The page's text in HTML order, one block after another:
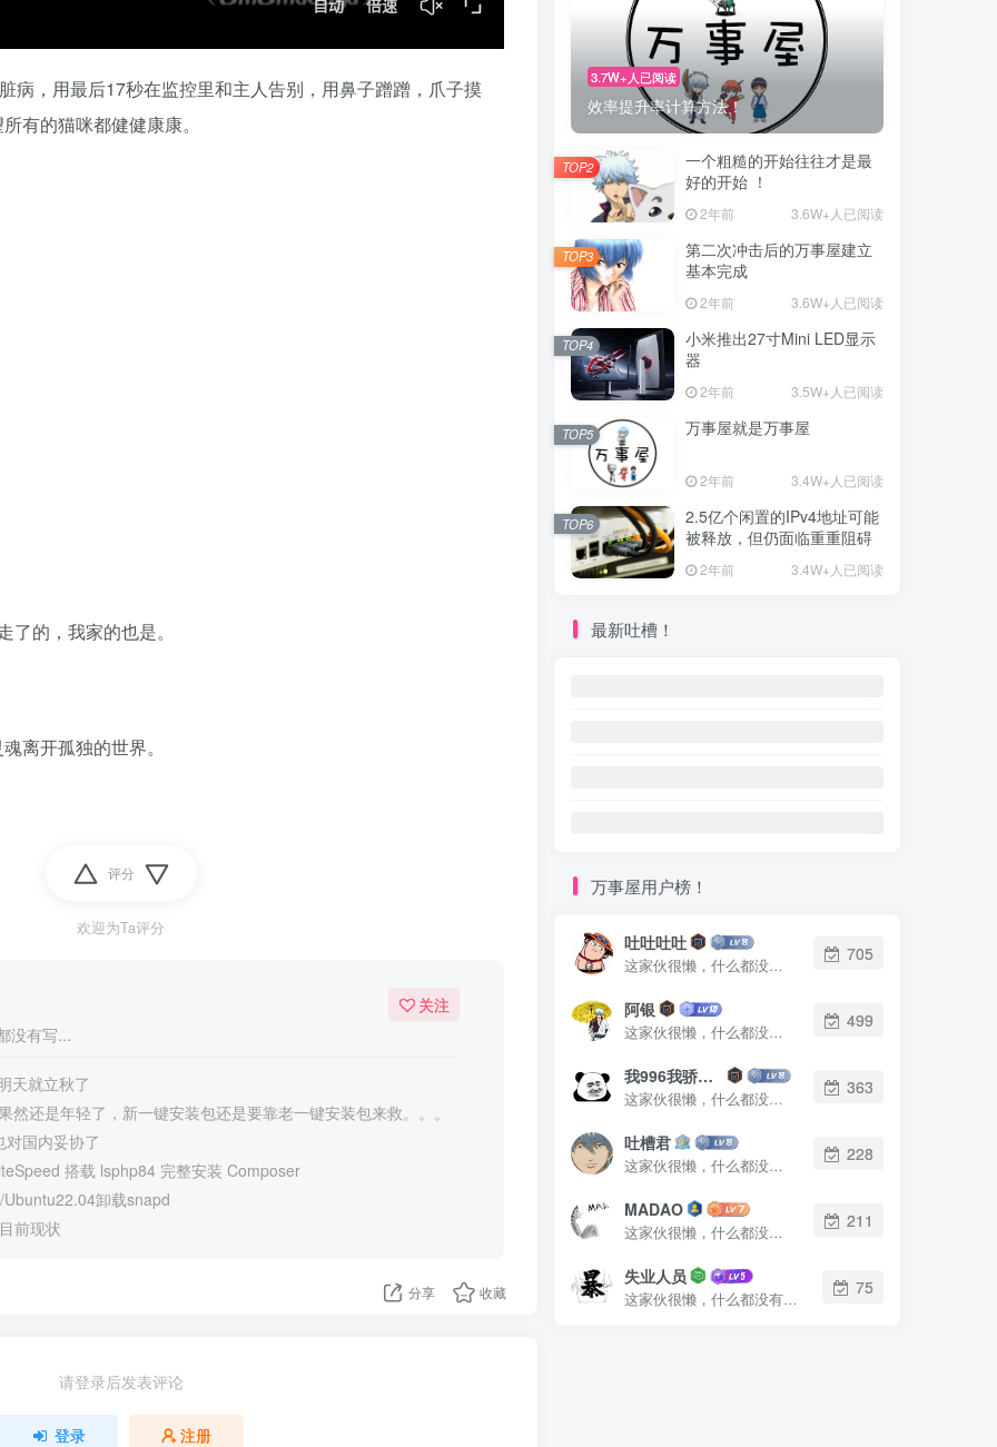
病，用最后17秒在监控里和主人告别，用鼻子蹭蹭，爪子摸
有的猫咪都健健康康。
的，我家的也是。
离开孤独的世界。
评分
欢迎为Ta评分
没有写...
关注
天就立秋了
然还是年轻了，新一键安装包还是要靠老一键安装包来救。。。
国内妥协了
搭载 lsphp84 完整安装 Composer
卸载snapd
前现状
分享 收藏
请登录后发表评论
登录 注册
3.7W+人已阅读
效率提升率计算方法！
一个粗糙的开始往往才是最
好的开始 ！
2年前 3.6W+人已阅读
TOP2
第二次冲击后的万事屋建立
基本完成
2年前 3.6W+人已阅读
TOP3
小米推出27寸Mini LED显示
器
2年前 3.5W+人已阅读
TOP4
万事屋就是万事屋
2年前 3.4W+人已阅读
TOP5
2.5亿个闲置的IPv4地址可能
被释放，但仍面临重重阻碍
2年前 3.4W+人已阅读
TOP6
最新吐槽！
万事屋用户榜！
吐吐吐吐
这家伙很懒，什么都没有写...
705
阿银
这家伙很懒，什么都没有写...
499
我996我骄傲了么
这家伙很懒，什么都没有写...
363
吐槽君
这家伙很懒，什么都没有写...
228
MADAO
这家伙很懒，什么都没有写...
211
失业人员
这家伙很懒，什么都没有写...
75